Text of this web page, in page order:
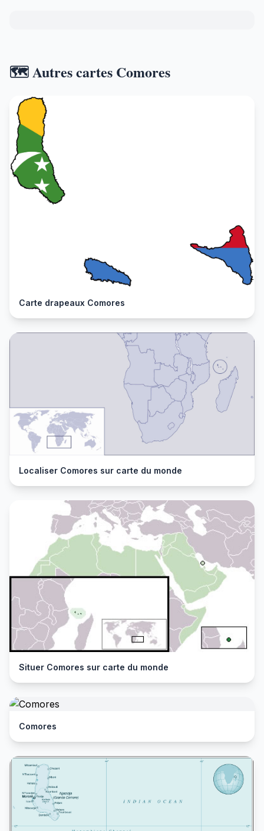
🗺️ Autres cartes Comores
Carte drapeaux Comores
Localiser Comores sur carte du monde
Situer Comores sur carte du monde
Comores